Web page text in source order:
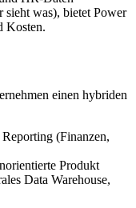
sieht was), bietet Power
Kosten.
einen hybriden
(Finanzen,
Produkt
Data Warehouse,